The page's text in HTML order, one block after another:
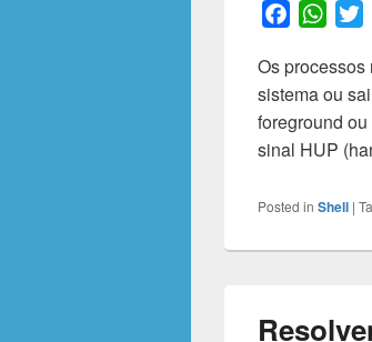
c
e
b
o
k
W
a
t
s
A
p
i
t
t
e
Os
sistema ou
foreground
sinal HUP
Posted in Shell |